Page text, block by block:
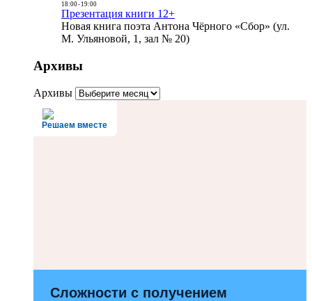
18:00- 19:00
Презентация книги 12+
Новая книга поэта Антона Чёрного «Сбор» (ул.
М. Ульяновой, 1, зал № 20)
Архивы
Архивы
Решаем вместе
Сложности с получением